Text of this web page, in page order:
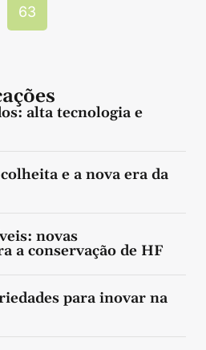
63
alta tecnologia e
e a nova era da
novas
a conservação de HF
para inovar na